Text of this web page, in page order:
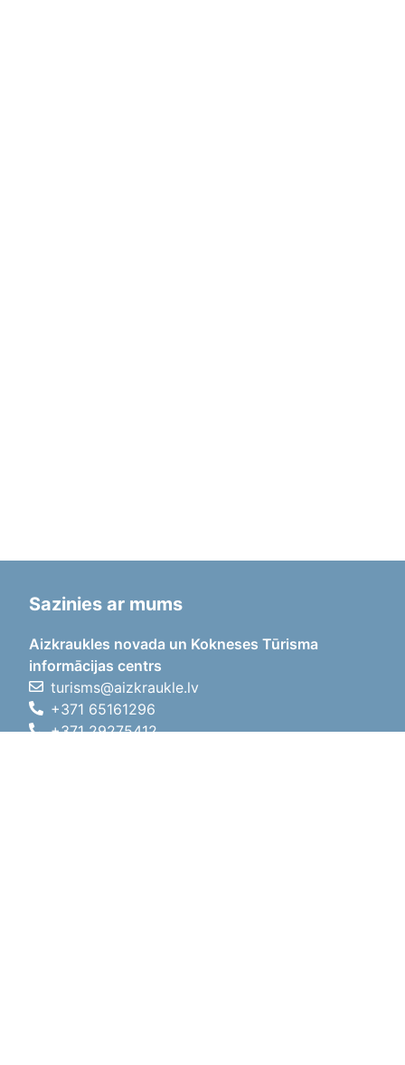
Sazinies ar mums
Aizkraukles novada un Kokneses Tūrisma
informācijas centrs
turisms@aizkraukle.lv
+371 65161296
+371 29275412